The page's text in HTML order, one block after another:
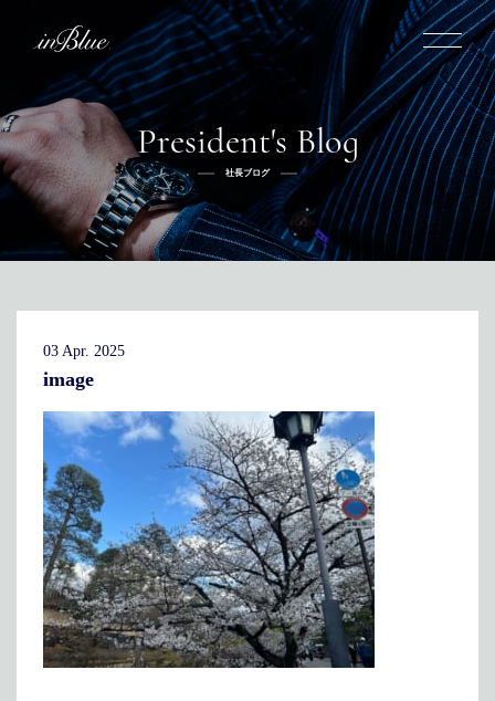
inBlueについて
inBlueの強み ヒストリー
Q&A
オーダー方法
ふるさと納税
リボーン
ニュース インタビュー
社長ブログ スタッフブログ
メディア掲載
採用情報
新卒採用 店舗概要
アクセス 会社情報
代表メッセージ
JP EN
President's Blog
社長ブログ
03 Apr. 2025
image